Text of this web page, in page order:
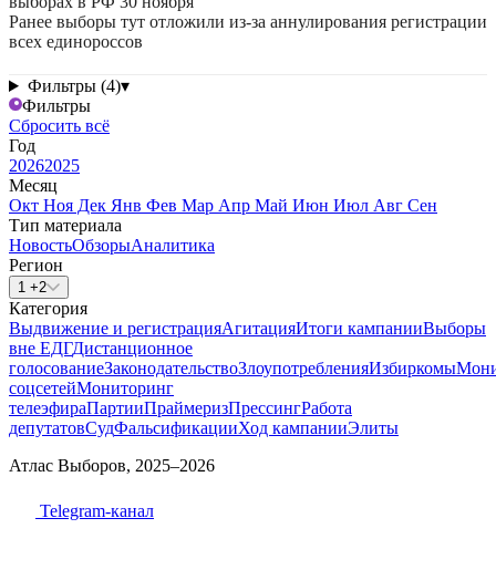
Ранее выборы тут отложили из-за аннулирования регистрации
всех единороссов
Фильтры (4)▾
Фильтры
Сбросить всё
Год
20262025
Месяц
Окт Ноя Дек Янв Фев Мар Апр Май Июн Июл Авг Сен
Тип материала
НовостьОбзорыАналитика
Регион
1 +2
Категория
Выдвижение и регистрацияАгитацияИтоги кампанииВыборы
вне ЕДГДистанционное
голосованиеЗаконодательствоЗлоупотребленияИзбиркомы
соцсетейМониторинг
телеэфираПартииПраймеризПрессингРабота
депутатовСудФальсификацииХод кампанииЭлиты
Атлас Выборов, 2025–2026
Telegram-канал